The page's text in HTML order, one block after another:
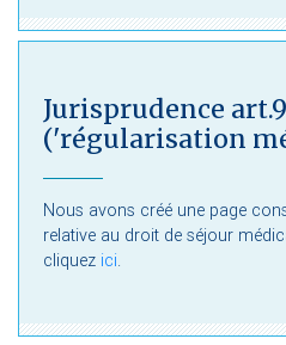
Jurisprudence
('régularisation
Nous avons créé une page
relative au droit de séjour
cliquez ici.